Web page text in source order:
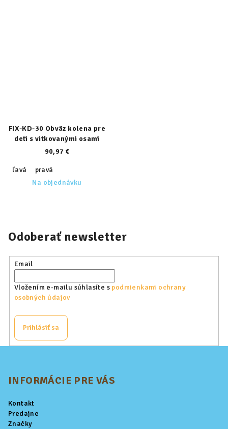
FIX-KD-30 Obväz kolena pre
deti s vitkovanými osami
90,97 €
ľavá
pravá
Na objednávku
Odoberať newsletter
Email
Vložením e-mailu súhlasíte s podmienkami ochrany
osobných údajov
Prihlásiť sa
INFORMÁCIE PRE VÁS
Kontakt
Predajne
Značky